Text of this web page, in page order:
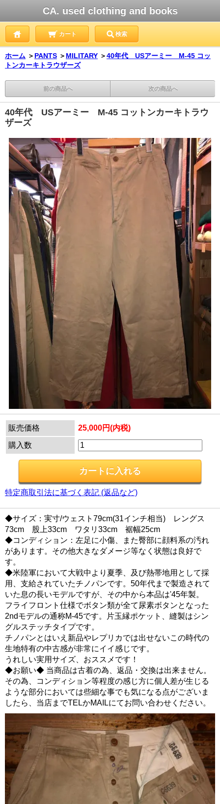
CA. used clothing and books
カート 検索
ホーム ＞ PANTS ＞ MILITARY ＞40年代 USアーミー M-45 コッ
トンカーキトラウザーズ
前の商品へ 次の商品へ
40年代 USアーミー M-45 コットンカーキトラウ
ザーズ
販売価格 25,000円(内税)
購入数
特定商取引法に基づく表記 (返品など)
◆サイズ：実寸/ウェスト79cm(31インチ相当) レングス
73cm 股上33cm ワタリ33cm 裾幅25cm
◆コンディション：左足に小傷、また臀部に顔料系の汚れ
があります。その他大きなダメージ等なく状態は良好で
す。
◆米陸軍において大戦中より夏季、及び熱帯地用として採
用、支給されていたチノパンです。50年代まで製造されて
いた息の長いモデルですが、その中から本品は'45年製。
フライフロント仕様でボタン類が全て尿素ボタンとなった
2ndモデルの通称M-45です。片玉縁ポケット、縫製はシン
グルステッチタイプです。
チノパンとはいえ新品やレプリカでは出せないこの時代の
生地特有の中古感が非常にイイ感じです。
うれしい実用サイズ、おススメです！
◆お願い◆ 当商品は古着の為、返品・交換は出来ません。
その為、コンディション等程度の感じ方に個人差が生じる
ような部分においては些細な事でも気になる点がございま
したら、当店までTELかMAILにてお問い合わせください。